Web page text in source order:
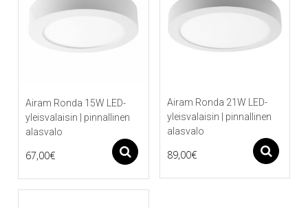
Airam Ronda 15W LED-
yleisvalaisin | pinnallinen
alasvalo
67,00€ Asetukset
tuotteella
Airam Ronda 21W LED-
yleisvalaisin | pinnallinen
alasvalo
89,00€
tuotteella